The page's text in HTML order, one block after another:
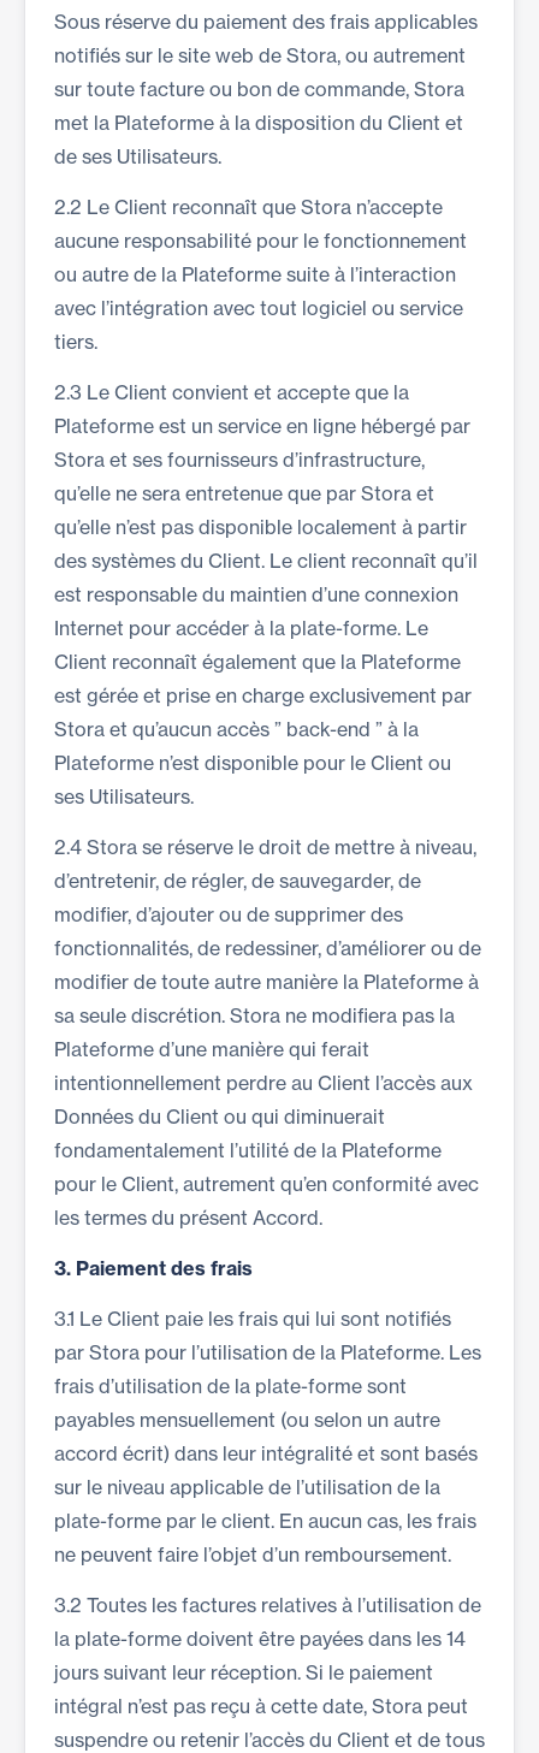
Sous réserve du paiement des frais applicables
notifiés sur le site web de Stora, ou autrement
sur toute facture ou bon de commande, Stora
met la Plateforme à la disposition du Client et
de ses Utilisateurs.
2.2 Le Client reconnaît que Stora n’accepte
aucune responsabilité pour le fonctionnement
ou autre de la Plateforme suite à l’interaction
avec l’intégration avec tout logiciel ou service
tiers.
2.3 Le Client convient et accepte que la
Plateforme est un service en ligne hébergé par
Stora et ses fournisseurs d’infrastructure,
qu’elle ne sera entretenue que par Stora et
qu’elle n’est pas disponible localement à partir
des systèmes du Client. Le client reconnaît qu’il
est responsable du maintien d’une connexion
Internet pour accéder à la plate-forme. Le
Client reconnaît également que la Plateforme
est gérée et prise en charge exclusivement par
Stora et qu’aucun accès ” back-end ” à la
Plateforme n’est disponible pour le Client ou
ses Utilisateurs.
2.4 Stora se réserve le droit de mettre à niveau,
d’entretenir, de régler, de sauvegarder, de
modifier, d’ajouter ou de supprimer des
fonctionnalités, de redessiner, d’améliorer ou de
modifier de toute autre manière la Plateforme à
sa seule discrétion. Stora ne modifiera pas la
Plateforme d’une manière qui ferait
intentionnellement perdre au Client l’accès aux
Données du Client ou qui diminuerait
fondamentalement l’utilité de la Plateforme
pour le Client, autrement qu’en conformité avec
les termes du présent Accord.
3. Paiement des frais
3.1 Le Client paie les frais qui lui sont notifiés
par Stora pour l’utilisation de la Plateforme. Les
frais d’utilisation de la plate-forme sont
payables mensuellement (ou selon un autre
accord écrit) dans leur intégralité et sont basés
sur le niveau applicable de l’utilisation de la
plate-forme par le client. En aucun cas, les frais
ne peuvent faire l’objet d’un remboursement.
3.2 Toutes les factures relatives à l’utilisation de
la plate-forme doivent être payées dans les 14
jours suivant leur réception. Si le paiement
intégral n’est pas reçu à cette date, Stora peut
suspendre ou retenir l’accès du Client et de tous